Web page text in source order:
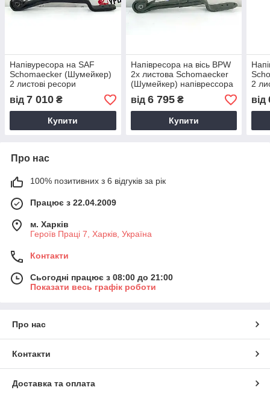
Напівуресора на SAF
Schomaecker (Шумейкер)
2 листові ресори
від 7 010 ₴
Купити
Напівресора на вісь BPW
2х листова Schomaecker
(Шумейкер) напіврессора
від 6 795₴
Купити
2
від
Про нас
100% позитивних з 6 відгуків за рік
Працює з 22.04.2009
м. Харків
Героїв Праці 7, Харків, Україна
Контакти
Сьогодні працює з 08:00 до 21:00
Показати весь графік роботи
Про нас
Контакти
Доставка та оплата